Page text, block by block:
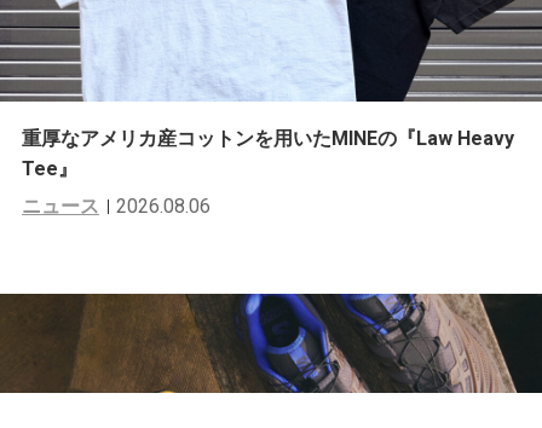
重厚なアメリカ産コットンを用いたMINEの『Law Heavy
Tee』
ニュース
2026.08.06